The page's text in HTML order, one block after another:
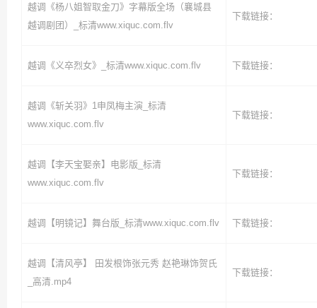
越调《杨八姐智取金刀》字幕版全场（襄城县
越调剧团）_标清www.xiquc.com.flv
下载链接：
越调《义卒烈女》_标清www.xiquc.com.flv 下载链接：
越调《斩关羽》1申凤梅主演_标清
www.xiquc.com.flv
下载链接：
越调【李天宝娶亲】电影版_标清
www.xiquc.com.flv
下载链接：
越调【明镜记】舞台版_标清www.xiquc.com.flv 下载链接：
越调【清风亭】 田发根饰张元秀 赵艳琳饰贺氏
_高清.mp4
下载链接：